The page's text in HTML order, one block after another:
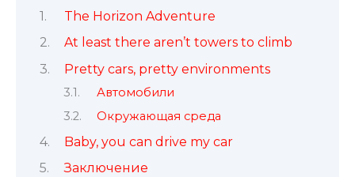
The Horizon Adventure
At least there aren’t towers to climb
Pretty cars, pretty environments
Автомобили
Окружающая среда
Baby, you can drive my car
Заключение